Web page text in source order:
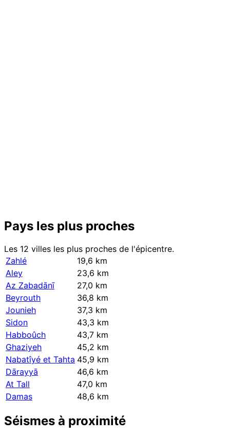
Pays les plus proches
Les 12 villes les plus proches de l'épicentre.
Zahlé
19,6 km
Aley
23,6 km
Az Zabadānī
27,0 km
Beyrouth
36,8 km
Jounieh
37,3 km
Sidon
43,3 km
Habboûch
43,7 km
Ghaziyeh
45,2 km
Nabatîyé et Tahta 45,9 km
Dārayyā
46,6 km
At Tall
47,0 km
Damas
48,6 km
Séismes à proximité